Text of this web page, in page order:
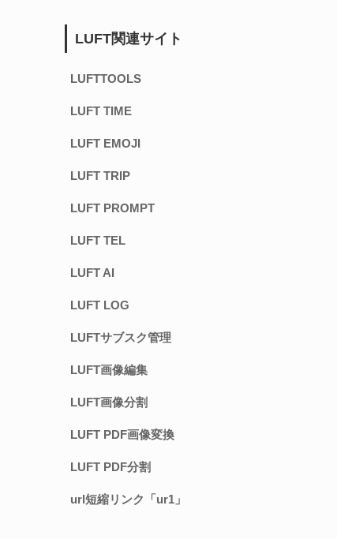
LUFT関連サイト
LUFTTOOLS
LUFT TIME
LUFT EMOJI
LUFT TRIP
LUFT PROMPT
LUFT TEL
LUFT AI
LUFT LOG
LUFTサブスク管理
LUFT画像編集
LUFT画像分割
LUFT PDF画像変換
LUFT PDF分割
url短縮リンク「ur1」